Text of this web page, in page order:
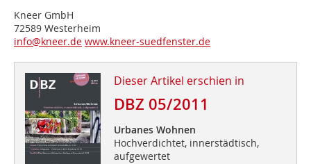
Kneer GmbH
72589 Westerheim
info@kneer.de www.kneer-suedfenster.de
Dieser Artikel erschien in
DBZ 05/2011
Urbanes Wohnen
Hochverdichtet, innerstädtisch,
aufgewertet